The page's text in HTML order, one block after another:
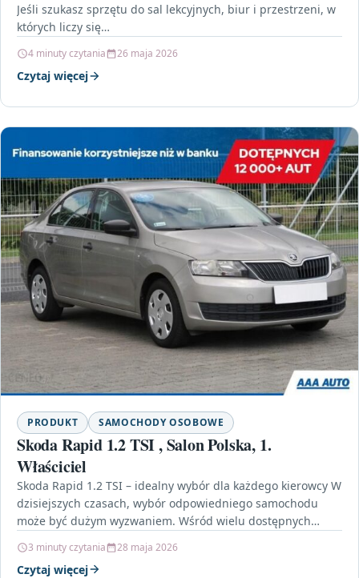
Jeśli szukasz sprzętu do sal lekcyjnych, biur i przestrzeni, w
których liczy się…
4 minuty czytania 26 maja 2026
Czytaj więcej
PRODUKT SAMOCHODY OSOBOWE
Skoda Rapid 1.2 TSI , Salon Polska, 1.
Właściciel
Skoda Rapid 1.2 TSI – idealny wybór dla każdego kierowcy W
dzisiejszych czasach, wybór odpowiedniego samochodu
może być dużym wyzwaniem. Wśród wielu dostępnych
3 minuty czytania 28 maja 2026
Czytaj więcej